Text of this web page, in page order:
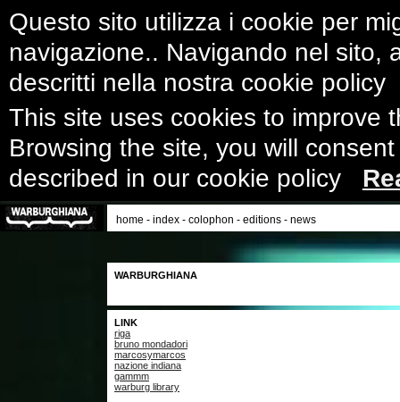
Questo sito utilizza i cookie per
navigazione.. Navigando nel sito,
descritti nella nostra cookie
This site uses cookies to improve
Browsing the site, you will
described in our cookie policy
home - index - colophon - editions - news
WARBURGHIANA
LINK
riga
bruno mondadori
marcosymarcos
nazione indiana
gammm
warburg library